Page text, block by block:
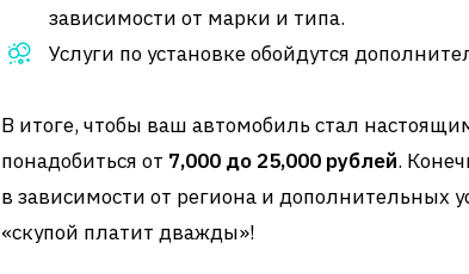
зависимости от марки и типа.
Услуги по установке обойдутся
В итоге, чтобы ваш автомобиль стал
понадобиться от 7,000 до 25,000 рублей.
в зависимости от региона и дополнительных
«скупой платит дважды»!